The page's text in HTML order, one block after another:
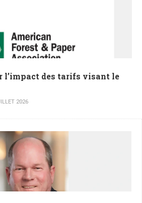
l’impact des tarifs visant le
2026